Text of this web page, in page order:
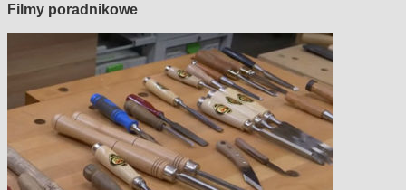
Filmy poradnikowe